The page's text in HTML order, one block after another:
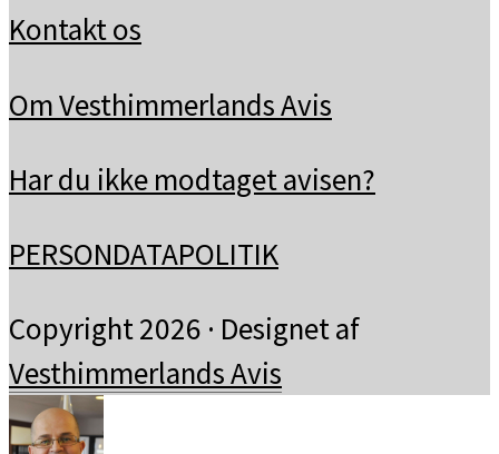
Kontakt os
Om Vesthimmerlands Avis
Har du ikke modtaget avisen?
PERSONDATAPOLITIK
Copyright 2026 · Designet af
Vesthimmerlands Avis